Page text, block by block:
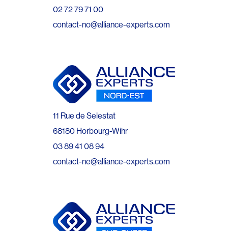
02 72 79 71 00
contact-no@alliance-experts.com
11 Rue de Selestat
68180 Horbourg-Wihr
03 89 41 08 94
contact-ne@alliance-experts.com